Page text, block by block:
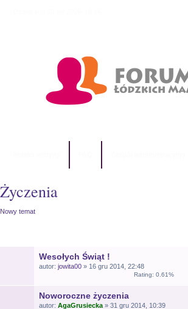
Życzenia
Nowy temat
Wesołych Świąt !
autor: jowita00 » 16 gru 2014, 22:48
Rating: 0.61%
Noworoczne życzenia
autor: AgaGrusiecka » 31 gru 2014, 10:39